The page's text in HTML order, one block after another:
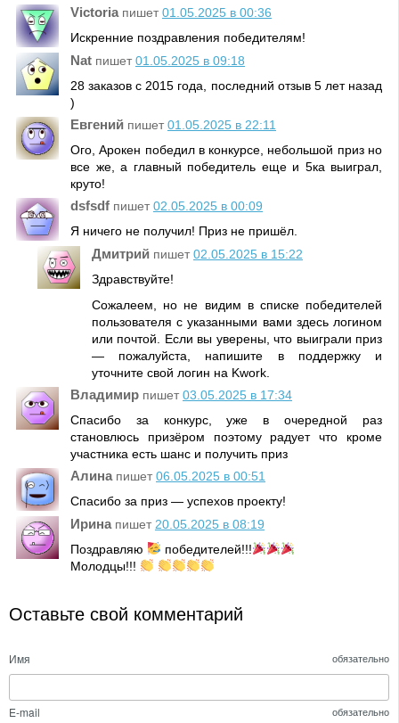
Victoria пишет 01.05.2025 в 00:36
Искренние поздравления победителям!
Nat пишет 01.05.2025 в 09:18
28 заказов с 2015 года, последний отзыв 5 лет назад
)
Евгений пишет 01.05.2025 в 22:11
Ого, Арокен победил в конкурсе, небольшой приз но
все же, а главный победитель еще и 5ка выиграл,
круто!
dsfsdf пишет 02.05.2025 в 00:09
Я ничего не получил! Приз не пришёл.
Дмитрий пишет 02.05.2025 в 15:22
Здравствуйте!
Сожалеем, но не видим в списке победителей
пользователя с указанными вами здесь логином
или почтой. Если вы уверены, что выиграли приз
— пожалуйста, напишите в поддержку и
уточните свой логин на Kwork.
Владимир пишет 03.05.2025 в 17:34
Спасибо за конкурс, уже в очередной раз
становлюсь призёром поэтому радует что кроме
участника есть шанс и получить приз
Алина пишет 06.05.2025 в 00:51
Спасибо за приз — успехов проекту!
Ирина пишет 20.05.2025 в 08:19
Поздравляю
победителей!!!
Молодцы!!!
Оставьте свой комментарий
Имя обязательно
E-mail обязательно